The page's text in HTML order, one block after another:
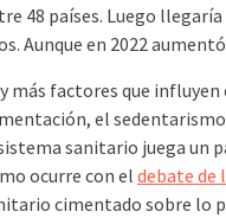
48 países. Luego llegaría
Aunque en 2022
más factores que
el
sanitario juega un
ocurre con eldebate de
cimentado sobre lo